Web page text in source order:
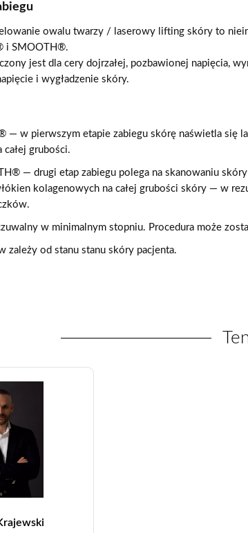
owalu twarzy / laserowy lifting skóry to
i SMOOTH®.
jest dla cery dojrzałej, pozbawionej napięcia,
i wygładzenie skóry.
— w pierwszym etapie zabiegu skórę naświetla się
całej grubości.
— drugi etap zabiegu polega na skanowaniu
kolagenowych na całej grubości skóry — w
w minimalnym stopniu. Procedura może
zależy od stanu stanu skóry pacjenta.